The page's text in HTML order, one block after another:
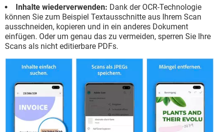
Inhalte wiederverwenden: Dank der OCR-Technologie
können Sie zum Beispiel Textausschnitte aus Ihrem Scan
ausschneiden, kopieren und in ein anderes Dokument
einfügen. Oder um genau das zu vermeiden, sperren Sie Ihre
Scans als nicht editierbare PDFs.